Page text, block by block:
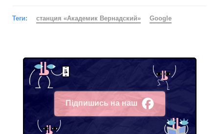
Теги: станция «Академик Вернадский» Google
Підпишись на наш
Facebook